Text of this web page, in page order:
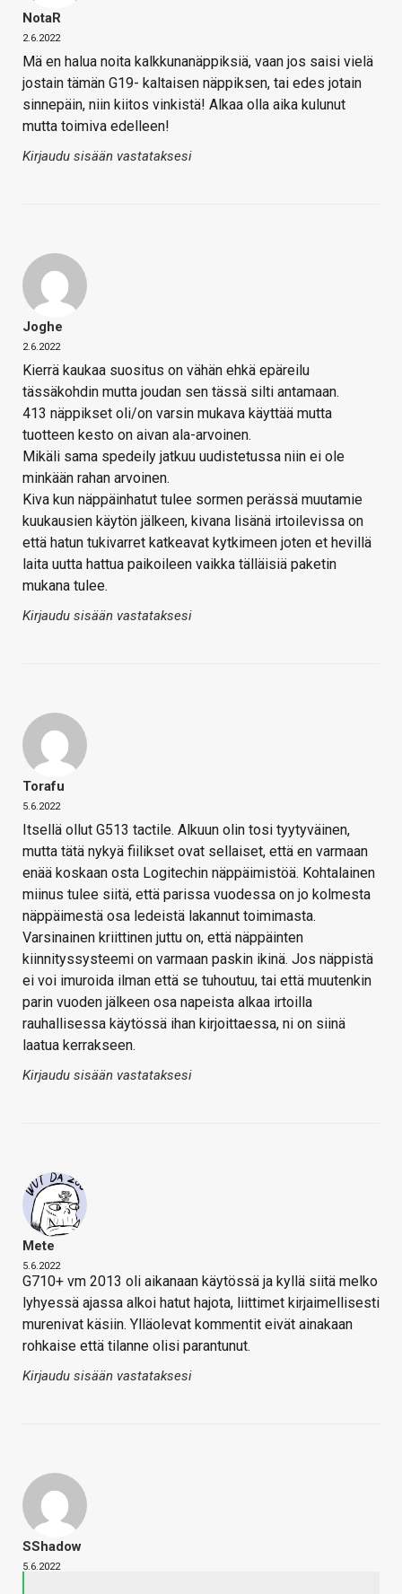
NotaR
2.6.2022
Mä en halua noita kalkkunanäppiksiä, vaan jos saisi vielä
jostain tämän G19- kaltaisen näppiksen, tai edes jotain
sinnepäin, niin kiitos vinkistä! Alkaa olla aika kulunut
mutta toimiva edelleen!
Kirjaudu sisään vastataksesi
Joghe
2.6.2022
Kierrä kaukaa suositus on vähän ehkä epäreilu
tässäkohdin mutta joudan sen tässä silti antamaan.
413 näppikset oli/on varsin mukava käyttää mutta
tuotteen kesto on aivan ala-arvoinen.
Mikäli sama spedeily jatkuu uudistetussa niin ei ole
minkään rahan arvoinen.
Kiva kun näppäinhatut tulee sormen perässä muutamie
kuukausien käytön jälkeen, kivana lisänä irtoilevissa on
että hatun tukivarret katkeavat kytkimeen joten et hevillä
laita uutta hattua paikoileen vaikka tälläisiä paketin
mukana tulee.
Kirjaudu sisään vastataksesi
Torafu
5.6.2022
Itsellä ollut G513 tactile. Alkuun olin tosi tyytyväinen,
mutta tätä nykyä fiilikset ovat sellaiset, että en varmaan
enää koskaan osta Logitechin näppäimistöä. Kohtalainen
miinus tulee siitä, että parissa vuodessa on jo kolmesta
näppäimestä osa ledeistä lakannut toimimasta.
Varsinainen kriittinen juttu on, että näppäinten
kiinnityssysteemi on varmaan paskin ikinä. Jos näppistä
ei voi imuroida ilman että se tuhoutuu, tai että muutenkin
parin vuoden jälkeen osa napeista alkaa irtoilla
rauhallisessa käytössä ihan kirjoittaessa, ni on siinä
laatua kerrakseen.
Kirjaudu sisään vastataksesi
Mete
5.6.2022
G710+ vm 2013 oli aikanaan käytössä ja kyllä siitä melko
lyhyessä ajassa alkoi hatut hajota, liittimet kirjaimellisesti
murenivat käsiin. Ylläolevat kommentit eivät ainakaan
rohkaise että tilanne olisi parantunut.
Kirjaudu sisään vastataksesi
SShadow
5.6.2022